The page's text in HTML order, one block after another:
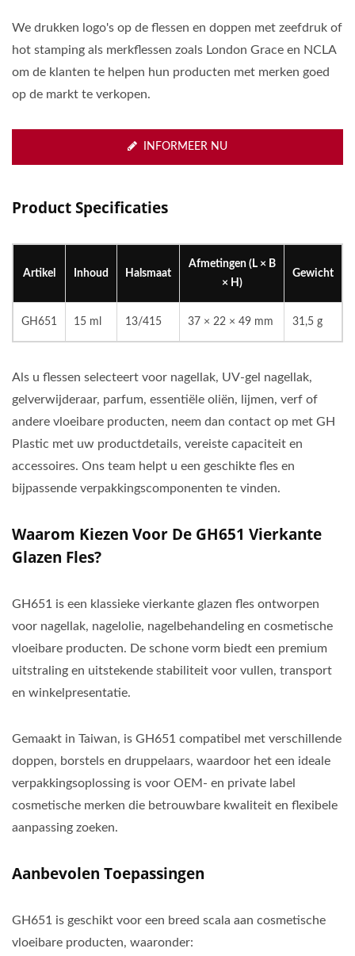
We drukken logo's op de flessen en doppen met zeefdruk of
hot stamping als merkflessen zoals London Grace en NCLA
om de klanten te helpen hun producten met merken goed
op de markt te verkopen.
INFORMEER NU
Product Specificaties
Artikel Inhoud Halsmaat
Afmetingen (L × B
× H)
Gewicht
GH651 15 ml 13/415 37 × 22 × 49 mm 31,5 g
Als u flessen selecteert voor nagellak, UV-gel nagellak,
gelverwijderaar, parfum, essentiële oliën, lijmen, verf of
andere vloeibare producten, neem dan contact op met GH
Plastic met uw productdetails, vereiste capaciteit en
accessoires. Ons team helpt u een geschikte fles en
bijpassende verpakkingscomponenten te vinden.
Waarom Kiezen Voor De GH651 Vierkante
Glazen Fles?
GH651 is een klassieke vierkante glazen fles ontworpen
voor nagellak, nagelolie, nagelbehandeling en cosmetische
vloeibare producten. De schone vorm biedt een premium
uitstraling en uitstekende stabiliteit voor vullen, transport
en winkelpresentatie.
Gemaakt in Taiwan, is GH651 compatibel met verschillende
doppen, borstels en druppelaars, waardoor het een ideale
verpakkingsoplossing is voor OEM- en private label
cosmetische merken die betrouwbare kwaliteit en flexibele
aanpassing zoeken.
Aanbevolen Toepassingen
GH651 is geschikt voor een breed scala aan cosmetische
vloeibare producten, waaronder: